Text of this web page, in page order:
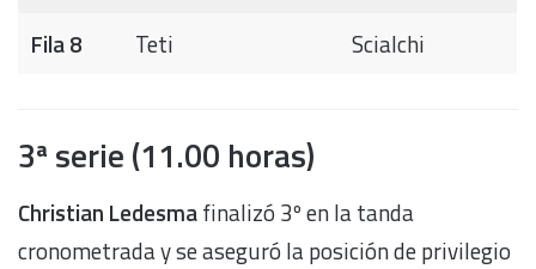
Fila 8
Teti Scialchi
3ª serie (11.00 horas)
Christian Ledesmafinalizó 3º en la tanda
cronometrada y se aseguró la posición de privilegio